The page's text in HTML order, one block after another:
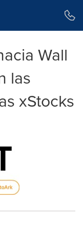
Wall
las
xStocks